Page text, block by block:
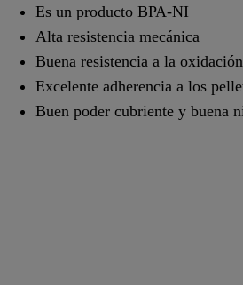
Es un producto BPA-NI
Alta resistencia mecánica
Buena resistencia a la oxidación
Excelente adherencia a los
Buen poder cubriente y buena